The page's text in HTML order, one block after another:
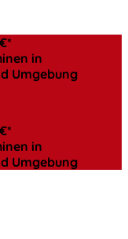
in
Umgebung
in
Umgebung